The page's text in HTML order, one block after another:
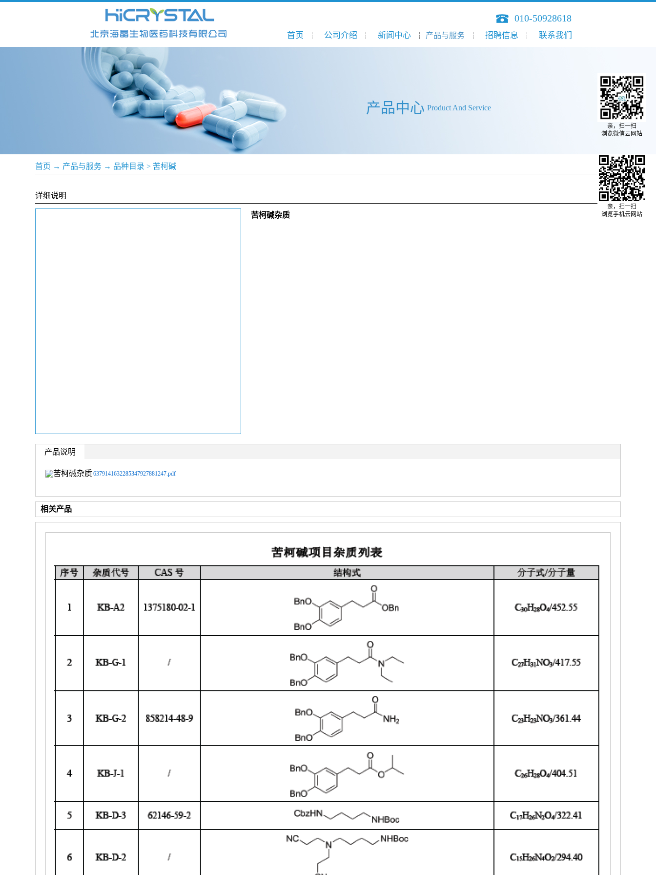
010-50928618
首页 公司介绍 新闻中心 产品与服务 招聘信息 联系我们
产品中心Product And Service
首页 → 产品与服务 → 品种目录 > 苦柯碱
详细说明
苦柯碱杂质
产品说明
6379141632285347927881247.pdf
相关产品
亲，扫一扫
浏览手机云网站
亲，扫一扫
浏览微信云网站